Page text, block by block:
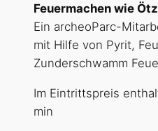
Feuermachen wie
Ein archeoParc-
mit Hilfe von Pyrit,
Zunderschwamm
Im Eintrittspreis
min